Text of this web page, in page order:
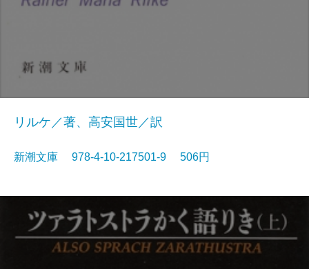
リルケ／著、高安国世／訳
新潮文庫 978-4-10-217501-9 506円